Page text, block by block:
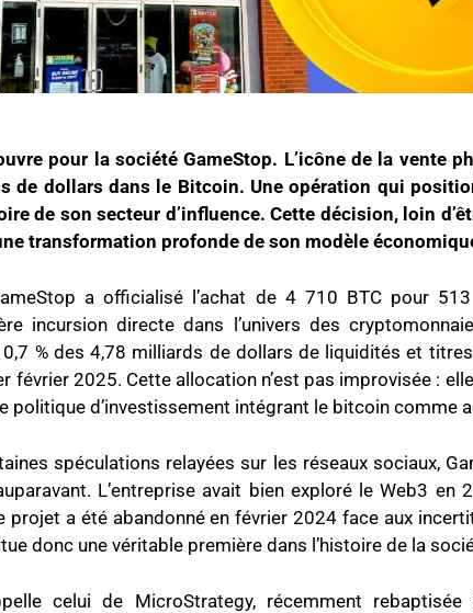
pour la société GameStop. L’icône de la vente
de dollars dans le Bitcoin. Une opération qui
de son secteur d’influence. Cette décision, loin
transformation profonde de son modèle
a officialisé l’achat de 4 710 BTC pour
incursion directe dans l’univers des
% des 4,78 milliards de dollars de liquidités et
février 2025. Cette allocation n’est pas improvisée :
politique d’investissement intégrant le bitcoin comme
spéculations relayées sur les réseaux sociaux,
L’entreprise avait bien exploré le Web3 en
projet a été abandonné en février 2024 face aux
donc une véritable première dans l’histoire de la
celui de MicroStrategy, récemment